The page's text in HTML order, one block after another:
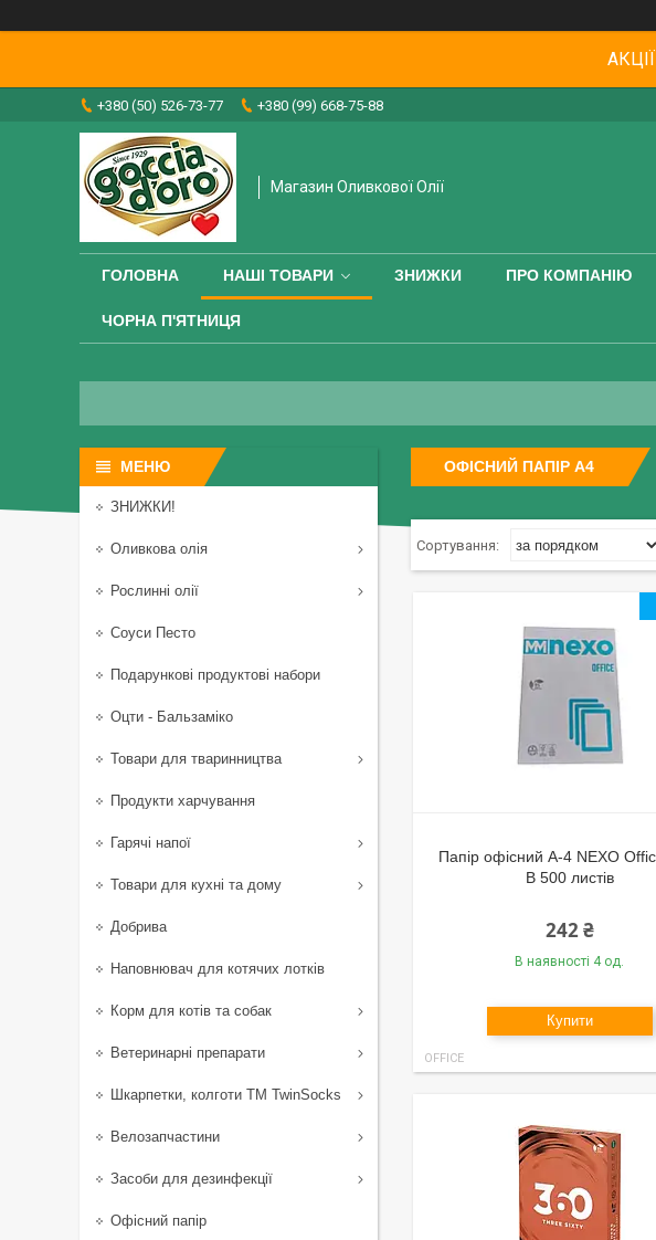
+380 (50) 526-73-77 +380 (99) 668-75-88
Магазин Оливкової Олії
ГОЛОВНА НАШІ ТОВАРИ ЗНИЖКИ ПРО КОМПАНІЮ
ЧОРНА П'ЯТНИЦЯ
ОФІСНИЙ ПАПІР А4
Папір офісний A-4 NEXO
B 500 листів
242 ₴
В наявності 4 од.
Купити
OFFICE
ЗНИЖКИ!
Оливкова олія
Рослинні олії
Соуси Песто
Подарункові продуктові набори
Оцти - Бальзаміко
Товари для тваринництва
Продукти харчування
Гарячі напої
Товари для кухні та дому
Добрива
Наповнювач для котячих лотків
Корм для котів та собак
Ветеринарні препарати
Шкарпетки, колготи ТМ TwinSocks
Велозапчастини
Засоби для дезинфекції
Офісний папір